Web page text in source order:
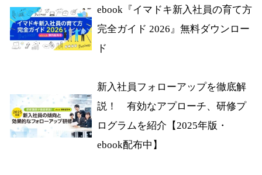
ebook『イマドキ新入社員の育て方
完全ガイド 2026』無料ダウンロー
ド
新入社員フォローアップを徹底解
説！ 有効なアプローチ、研修プ
ログラムを紹介【2025年版・
ebook配布中】